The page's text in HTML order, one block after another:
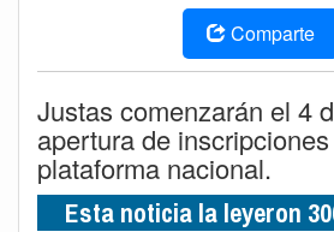
Comparte
Justas comenzarán el 4
apertura de
plataforma nacional.
Esta noticia la leyeron